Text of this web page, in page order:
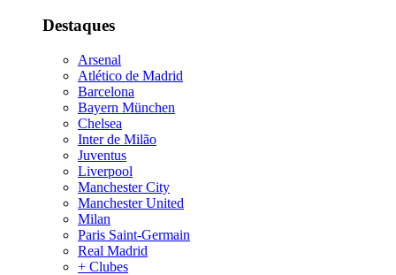
Destaques
Arsenal
Atlético de Madrid
Barcelona
Bayern München
Chelsea
Inter de Milão
Juventus
Liverpool
Manchester City
Manchester United
Milan
Paris Saint-Germain
Real Madrid
+ Clubes